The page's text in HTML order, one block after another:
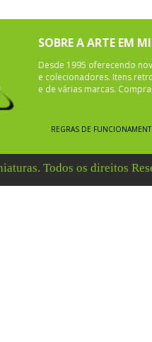
SOBRE A ARTE EM
Desde 1995 oferecendo
e colecionadores. Itens
e de várias marcas.
REGRAS DE
Todos os direitos